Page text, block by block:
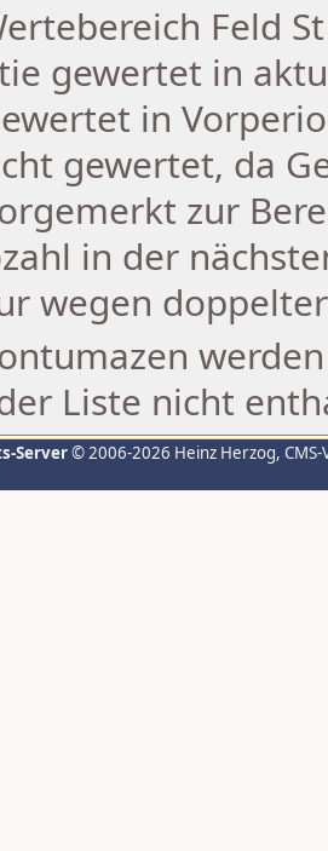
Feld
gewertet in
in
gewertet, da
zur
in der
wegen
Liste nicht
Server© 2006-2026 Heinz Herzog,